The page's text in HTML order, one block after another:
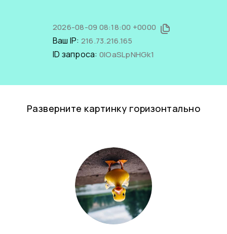
2026-08-09 08:18:00 +0000
Ваш IP: 216.73.216.165
ID запроса: 0IOaSLpNHGk1
Разверните картинку горизонтально